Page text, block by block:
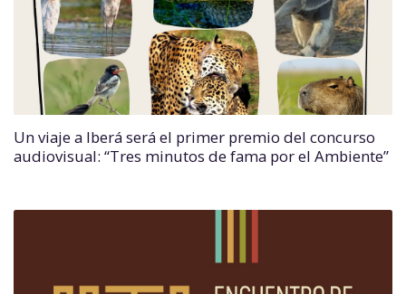
Un viaje a Iberá será el primer premio del concurso
audiovisual: “Tres minutos de fama por el Ambiente”